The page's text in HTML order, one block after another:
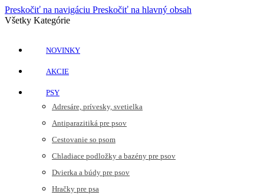
Preskočiť na navigáciu Preskočiť na hlavný obsah
Všetky Kategórie
NOVINKY
AKCIE
PSY
Adresáre, prívesky, svetielka
Antiparazitiká pre psov
Cestovanie so psom
Chladiace podložky a bazény pre psov
Dvierka a búdy pre psov
Hračky pre psa